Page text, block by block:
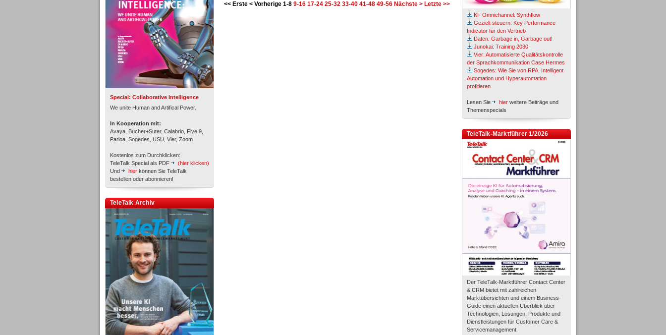
Special: Collaborative Intelligence
We unite Human and Artifical Power.
In Kooperation mit:
Avaya, Bucher+Suter, Calabrio, Five 9,
Parloa, Sogedes, USU, Vier, Zoom
Kostenlos zum Durchklicken:
TeleTalk Special als PDF
(hier klicken)
Und
hier können Sie TeleTalk
bestellen oder abonnieren!
TeleTalk Archiv
Inbound
Inbound
Inbound
<< Erste < Vorherige 1-8 9-16 17-24 25-32 33-40 41-48 49-56 Nächste > Letzte >>
KI- Omnichannel: Synthflow
Gezielt steuern: Key Performance
Indicator für den Vertrieb
Daten: Garbage in, Garbage out!
Junokai: Training 2030
Vier: Automatisierte Qualitätskontrolle
der Sprachkommunikation Case Hermes
Sogedes: Wie Sie von RPA, Intelligent
Automation und Hyperautomation
profitieren
Lesen Sie hier weitere Beiträge und
Themenspecials
TeleTalk-Marktführer 1/2026
Der TeleTalk-Marktführer Contact Center
& CRM bietet mit zahlreichen
Marktübersichten und einem Business-
Guide einen aktuellen Überblick über
Technologien, Lösungen, Produkte und
Dienstleistungen für Customer Care &
Servicemanagement.